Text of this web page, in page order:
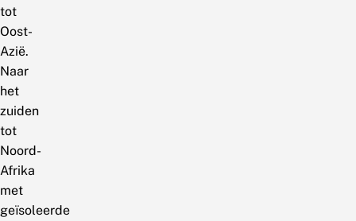
tot
Oost-
Azië.
Naar
het
zuiden
tot
Noord-
Afrika
met
geïsoleerde